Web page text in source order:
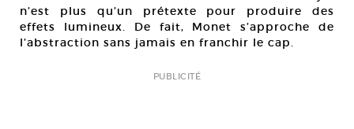
n’est plus qu’un prétexte pour produire des
effets lumineux. De fait, Monet s’approche de
l’abstraction sans jamais en franchir le cap.
PUBLICITÉ